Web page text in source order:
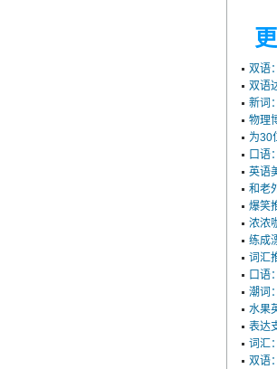
双语
双语
新词
物理
为30
口语
英语
和老
爆笑
浓浓
练成
词汇
口语
潮词
水果
表达
词汇
双语